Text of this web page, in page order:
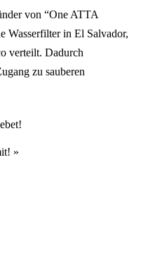
von “One ATTA
Wasserfilter in El Salvador,
verteilt. Dadurch
zu sauberen
»